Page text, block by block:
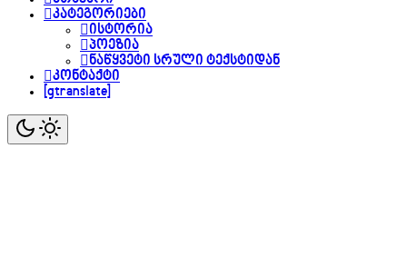
კატეგორიები
ისტორია
პოეზია
ნაწყვეტი სრული ტექსტიდან
კონტაქტი
[gtranslate]